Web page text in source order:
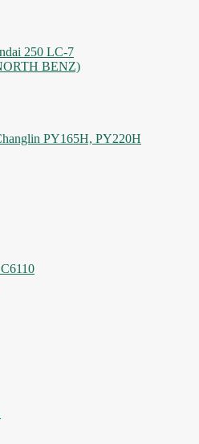
250 LC-7
BENZ)
PY165H, PY220H